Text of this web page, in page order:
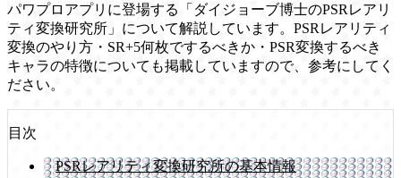
パワプロアプリに登場する「ダイジョーブ博士のPSRレアリ
ティ変換研究所」について解説しています。PSRレアリティ
変換のやり方・SR+5何枚でするべきか・PSR変換するべき
キャラの特徴についても掲載していますので、参考にしてく
ださい。
目次
PSRレアリティ変換研究所の基本情報